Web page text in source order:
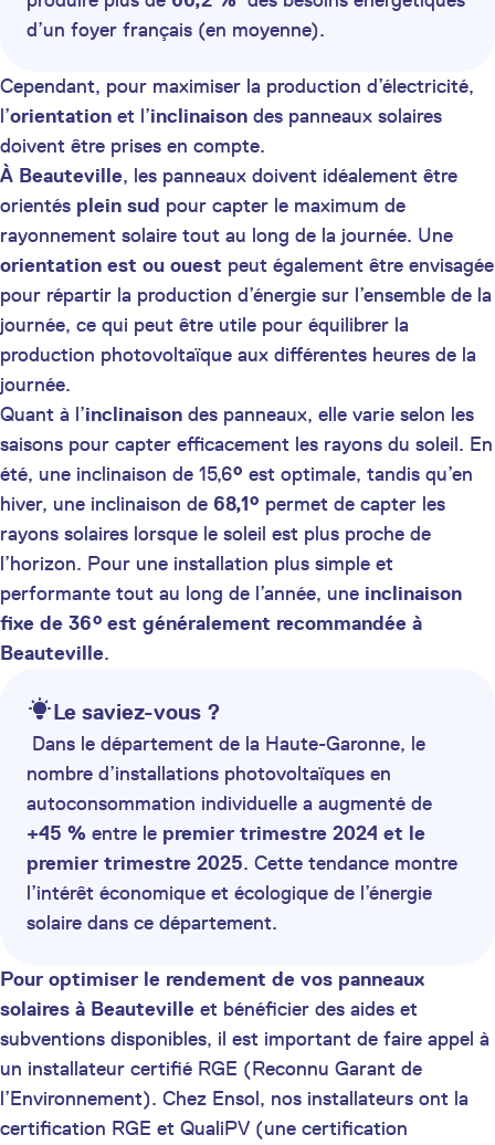
d’un foyer français (en moyenne).
Cependant, pour maximiser la production d’électricité,
l’orientation et l’inclinaison des panneaux solaires
doivent être prises en compte.
À Beauteville, les panneaux doivent idéalement être
orientés plein sud pour capter le maximum de
rayonnement solaire tout au long de la journée. Une
orientation est ou ouest peut également être envisagée
pour répartir la production d’énergie sur l’ensemble de la
journée, ce qui peut être utile pour équilibrer la
production photovoltaïque aux différentes heures de la
journée.
Quant à l’inclinaison des panneaux, elle varie selon les
saisons pour capter efficacement les rayons du soleil. En
été, une inclinaison de 15,6° est optimale, tandis qu’en
hiver, une inclinaison de 68,1° permet de capter les
rayons solaires lorsque le soleil est plus proche de
l’horizon. Pour une installation plus simple et
performante tout au long de l’année, une inclinaison
fixe de 36° est généralement recommandée à
Beauteville.
Le saviez-vous ?
Dans le département de la Haute-Garonne, le
nombre d’installations photovoltaïques en
autoconsommation individuelle a augmenté de
+45 % entre le premier trimestre 2024 et le
premier trimestre 2025. Cette tendance montre
l’intérêt économique et écologique de l’énergie
solaire dans ce département.
Pour optimiser le rendement de vos panneaux
solaires à Beauteville et bénéficier des aides et
subventions disponibles, il est important de faire appel à
un installateur certifié RGE (Reconnu Garant de
l’Environnement). Chez Ensol, nos installateurs ont la
certification RGE et QualiPV (une certification